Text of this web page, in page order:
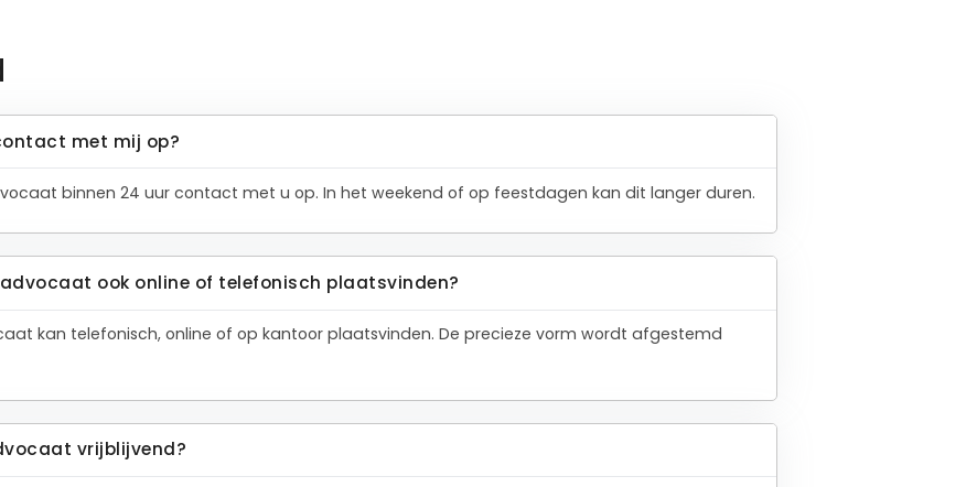
met mij op?
binnen 24 uur contact met u op. In het weekend of op feestdagen kan dit langer duren.
ook online of telefonisch plaatsvinden?
kan telefonisch, online of op kantoor plaatsvinden. De precieze vorm wordt afgestemd
vrijblijvend?